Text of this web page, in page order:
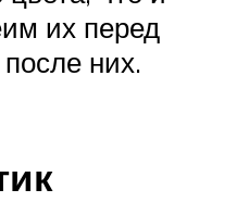
их перед
них.